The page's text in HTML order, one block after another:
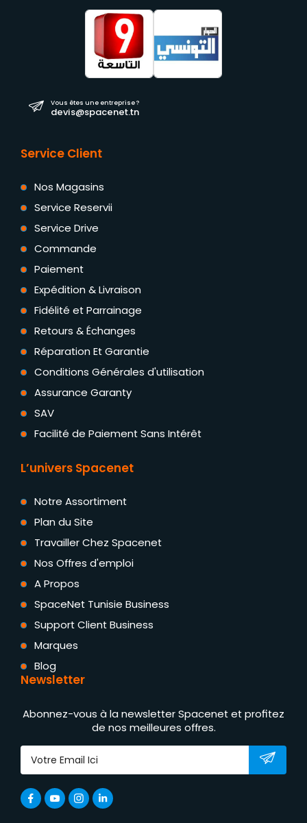
Vous êtes une entreprise ?
devis@spacenet.tn
Service Client
Nos Magasins
Service Reservii
Service Drive
Commande
Paiement
Expédition & Livraison
Fidélité et Parrainage
Retours & Échanges
Réparation Et Garantie
Conditions Générales d'utilisation
Assurance Garanty
SAV
Facilité de Paiement Sans Intérêt
L’univers Spacenet
Notre Assortiment
Plan du Site
Travailler Chez Spacenet
Nos Offres d'emploi
A Propos
SpaceNet Tunisie Business
Support Client Business
Marques
Blog
Newsletter
Abonnez-vous à la newsletter Spacenet et profitez
de nos meilleures offres.